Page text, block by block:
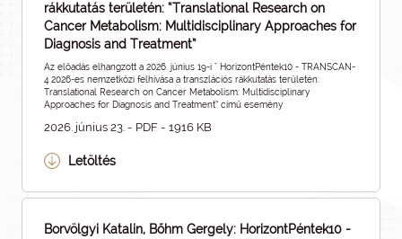
rákkutatás területén: “Translational Research on
Cancer Metabolism: Multidisciplinary Approaches for
Diagnosis and Treatment”
Az előadás elhangzott a 2026. június 19-i " HorizontPéntek10 - TRANSCAN-
4 2026-es nemzetközi felhívása a transzlációs rákkutatás területén:
Translational Research on Cancer Metabolism: Multidisciplinary
Approaches for Diagnosis and Treatment” című esemény
2026. június 23. - PDF - 1916 KB
Letöltés
Borvölgyi Katalin, Bőhm Gergely: HorizontPéntek10 -